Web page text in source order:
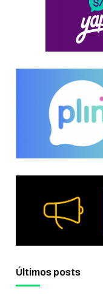
Últimos posts